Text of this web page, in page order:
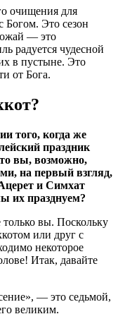
очищения для
Это сезон
— это
радуется чудесной
в пустыне. Это
от Бога.
того, когда же
праздник
вы, возможно,
на первый взгляд,
и Симхат
их празднуем?
вы. Поскольку
или друг с
некоторое
Итак, давайте
— это седьмой,
великим.